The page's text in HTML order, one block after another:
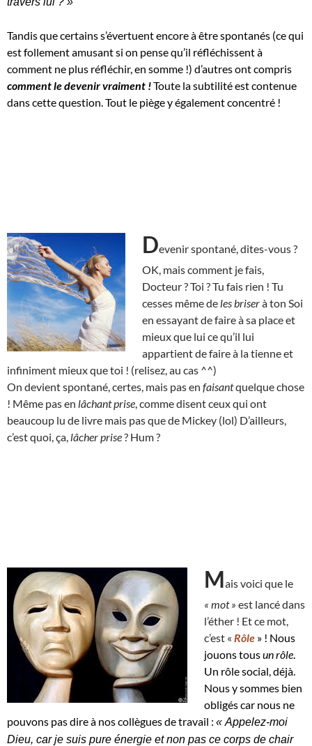
Tandis que certains s’évertuent encore à être spontanés (ce qui
est follement amusant si on pense qu’il réfléchissent à
comment ne plus réfléchir, en somme !) d’autres ont compris
comment le devenir vraiment !Toute la subtilité est contenue
dans cette question. Tout le piège y également concentré !
Devenir spontané, dites-vous ?
OK, mais comment je fais,
Docteur ? Toi ? Tu fais rien ! Tu
cesses même de les briserà ton Soi
en essayant de faire à sa place et
mieux que lui ce qu’il lui
appartient de faire à la tienne et
infiniment mieux que toi ! (relisez, au cas ^^)
On devient spontané, certes, mais pas en faisantquelque chose
! Même pas en lâchant prise , comme disent ceux qui ont
beaucoup lu de livre mais pas que de Mickey (lol) D’ailleurs,
c’est quoi, ça, lâcher prise? Hum ?
Mais voici que le
« mot » est lancé dans
l’éther ! Et ce mot,
c’est « Rôle » ! Nous
jouons tousun rôle
Un rôle social, déjà.
Nous y sommes bien
obligés car nous ne
pouvons pas dire à nos collègues de travail : « Appelez-moi
Dieu, car je suis pure énergie et non pas ce corps de chair